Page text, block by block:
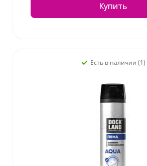
Купить
Есть в наличии (1)